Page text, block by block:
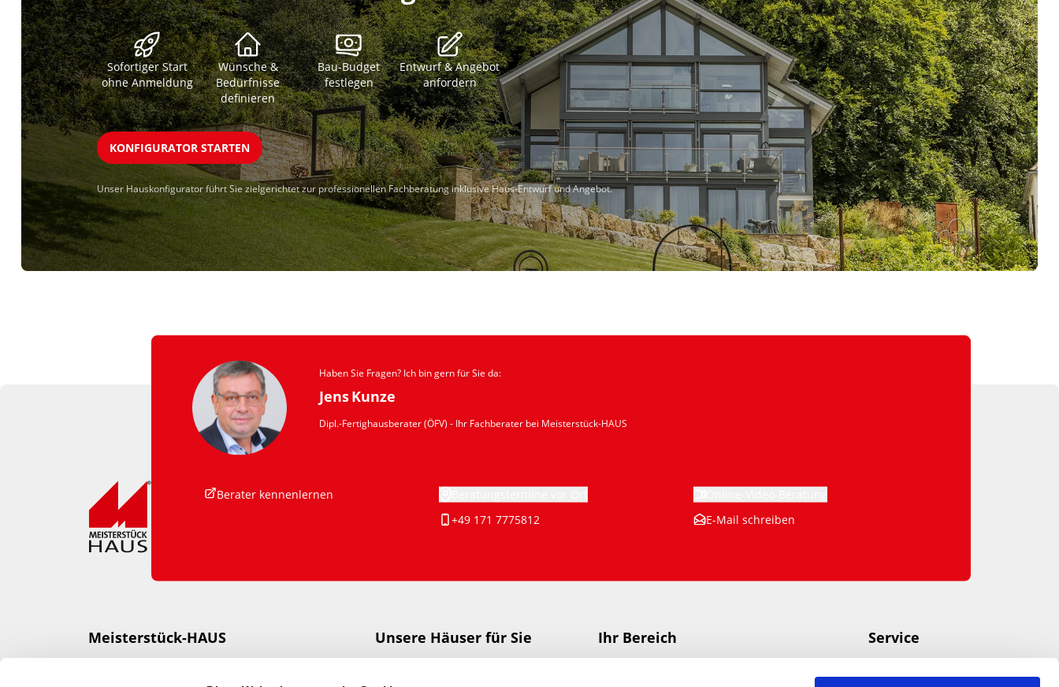
Sofortiger Start
ohne Anmeldung
Wünsche &
Bedürfnisse
definieren
Bau-Budget
festlegen
Entwurf & Angebot
anfordern
KONFIGURATOR STARTEN
Unser Hauskonfigurator führt Sie zielgerichtet zur professionellen Fachberatung inklusive Haus-Entwurf und Angebot.
Haben Sie Fragen? Ich bin gern für Sie da:
JensKunze
Dipl.-Fertighausberater (ÖFV) - Ihr Fachberater bei Meisterstück-HAUS
Berater kennenlernen
+49 171 7775812
E-Mail schreiben
Meisterstück-HAUS Unsere Häuser für Sie Ihr Bereich Service